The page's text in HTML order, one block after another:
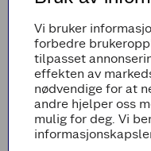
Fredag
Lørdag
Avvikende
Vi bruker
forbedre
tilpasset
effekten av
nødvendige for at
andre hjelper oss
mulig for deg. Vi